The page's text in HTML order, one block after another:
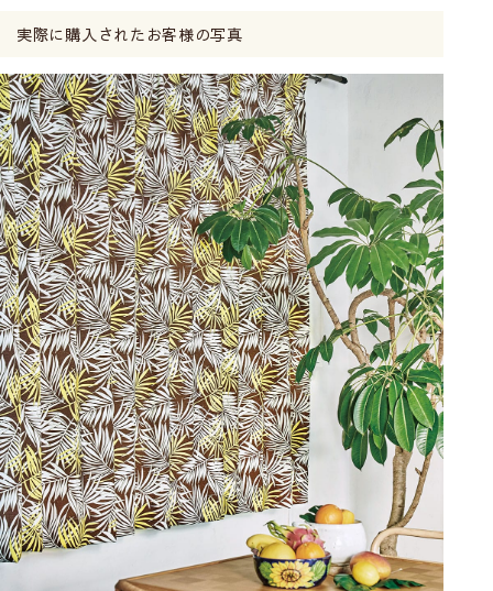
実際に購入されたお客様の写真